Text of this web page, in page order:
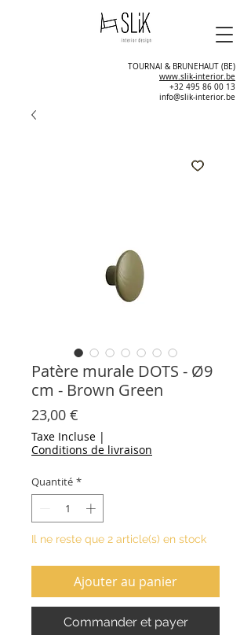
TOURNAI & BRUNEHAUT (BE)
www.slik-interior.be
+32 495 86 00 13
info@slik-interior.be
Patère murale DOTS - Ø9
cm - Brown Green
23,00 €
Taxe Incluse |
Conditions de livraison
Quantité *
Il ne reste que 2 article(s) en stock
Ajouter au panier
Commander et payer